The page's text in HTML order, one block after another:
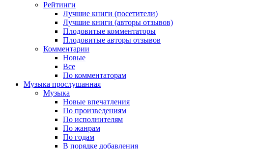
Рейтинги
Лучшие книги (посетители)
Лучшие книги (авторы отзывов)
Плодовитые комментаторы
Плодовитые авторы отзывов
Комментарии
Новые
Все
По комментаторам
Музыка прослушанная
Музыка
Новые впечатления
По произведениям
По исполнителям
По жанрам
По годам
В порядке добавления